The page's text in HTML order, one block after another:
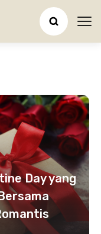
Day yang